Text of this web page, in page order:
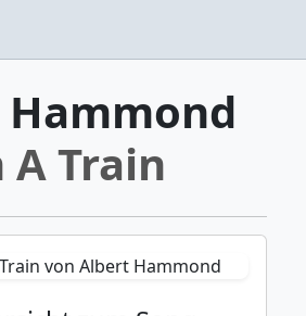
Train